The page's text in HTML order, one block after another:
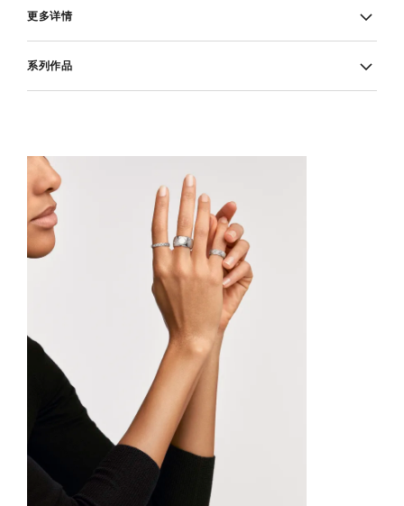
更多详情
系列作品